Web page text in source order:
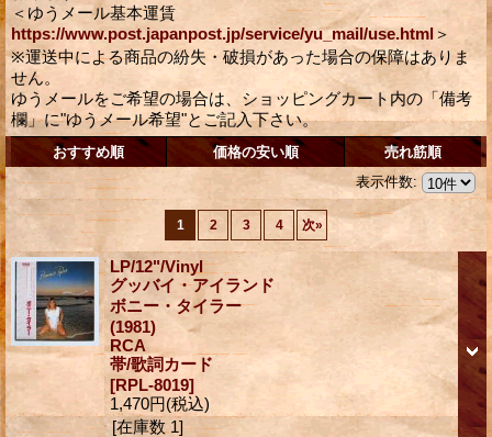
＜ゆうメール基本運賃
https://www.post.japanpost.jp/service/yu_mail/use.html＞
※運送中による商品の紛失・破損があった場合の保障はありま
せん。
ゆうメールをご希望の場合は、ショッピングカート内の「備考
欄」に"ゆうメール希望"とご記入下さい。
おすすめ順 価格の安い順
売れ筋順
表示件数:
1 2 3 4 次»
LP/12"/Vinyl
グッバイ・アイランド
ボニー・タイラー
(1981)
RCA
帯/歌詞カード
[RPL-8019]
1,470円(税込)
[在庫数 1]